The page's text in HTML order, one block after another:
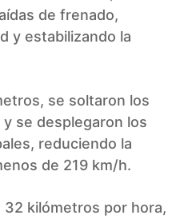
de frenado,
y estabilizando la
se soltaron los
se desplegaron los
reduciendo la
de 219 km/h.
32 kilómetros por hora,